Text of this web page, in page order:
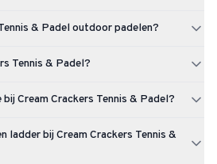
& Padel outdoor padelen?
Tennis & Padel?
Cream Crackers Tennis & Padel?
Uppadel kun je een ladder starten of je
komt.
ladder bij Cream Crackers Tennis &